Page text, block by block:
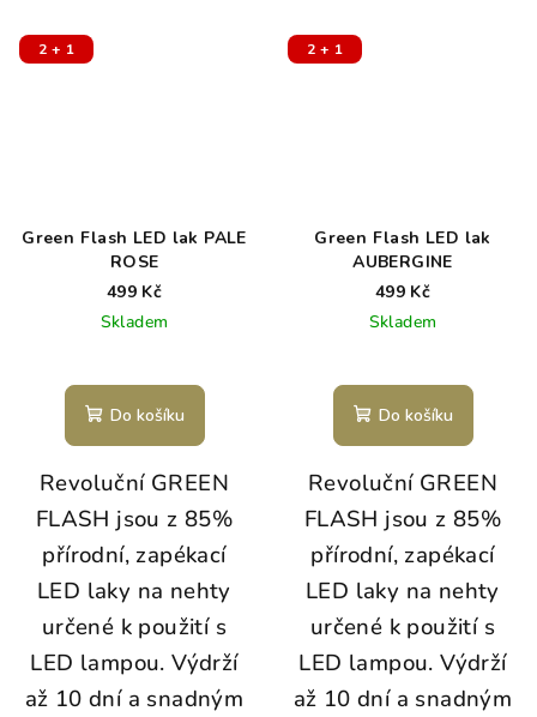
2 + 1
Green Flash LED lak PALE
ROSE
499 Kč
Skladem
Do košíku
Revoluční GREEN
FLASH jsou z 85%
přírodní, zapékací
LED laky na nehty
určené k použití s
LED lampou. Výdrží
až 10 dní a snadným
2 + 1
Green Flash LED lak
AUBERGINE
499 Kč
Skladem
Do košíku
Revoluční GREEN
FLASH jsou z 85%
přírodní, zapékací
LED laky na nehty
určené k použití s
LED lampou. Výdrží
až 10 dní a snadným